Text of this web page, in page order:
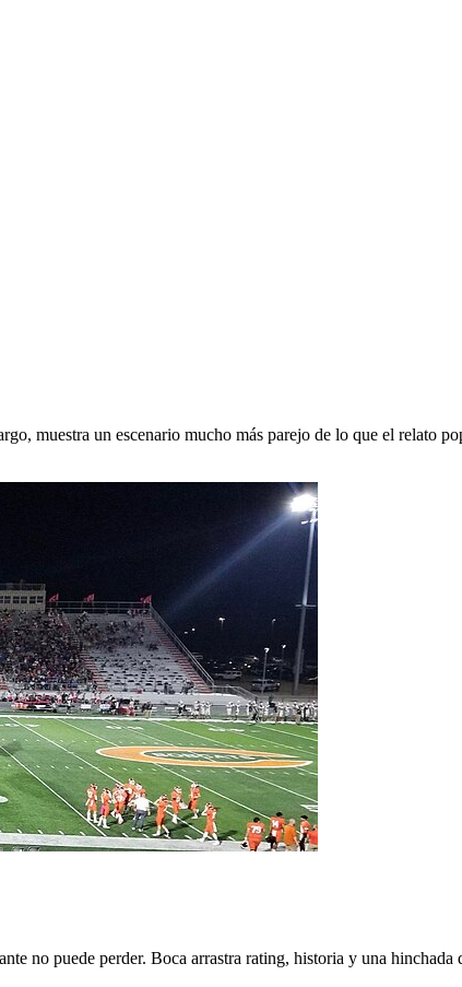
muestra un escenario mucho más parejo de lo que el relato
no puede perder. Boca arrastra rating, historia y una hinchada